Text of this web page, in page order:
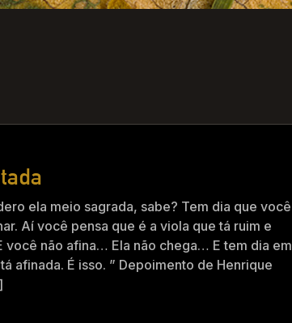
ela meio sagrada, sabe? Tem dia que você
Aí você pensa que é a viola que tá ruim e
você não afina… Ela não chega… E tem dia em
afinada. É isso. ” Depoimento de Henrique